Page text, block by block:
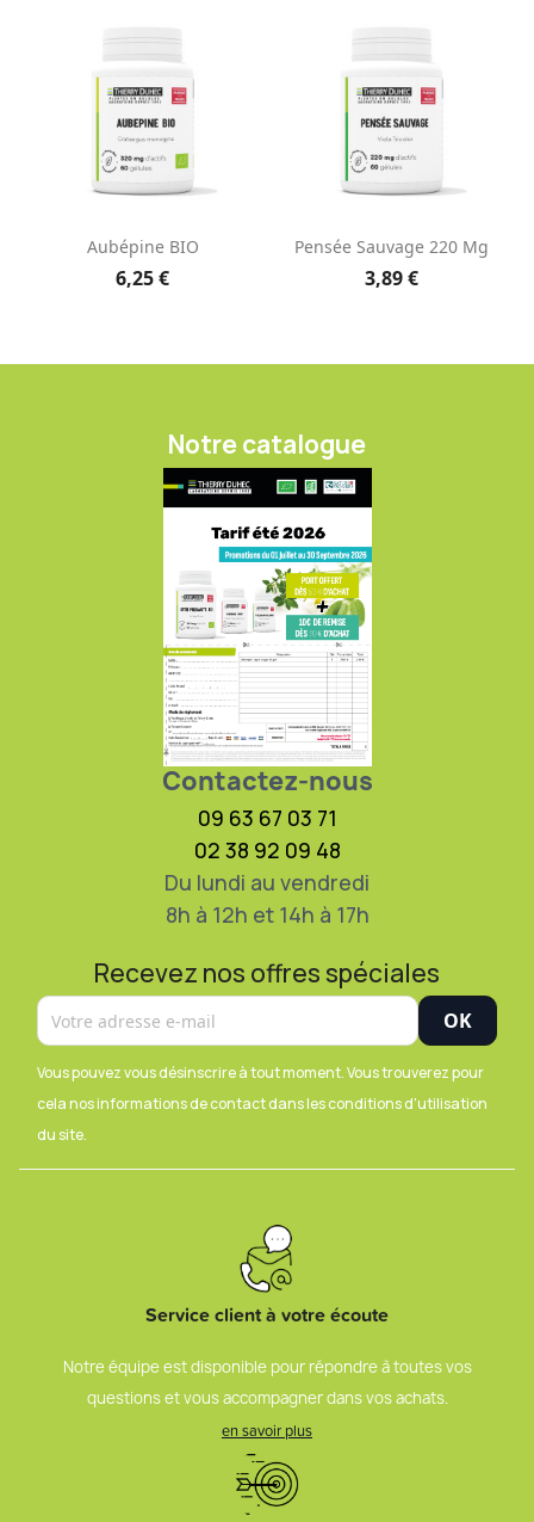
Aubépine BIO
6,25 €
Pensée Sauvage 220 Mg
3,89 €
Notre catalogue
Contactez-nous
09 63 67 03 71
02 38 92 09 48
Du lundi au vendredi
8h à 12h et 14h à 17h
Recevez nos offres spéciales
Vous pouvez vous désinscrire à tout moment. Vous trouverez pour
cela nos informations de contact dans les conditions d'utilisation
du site.
Service client à votre écoute
Notre équipe est disponible pour répondre à toutes vos
questions et vous accompagner dans vos achats.
en savoir plus